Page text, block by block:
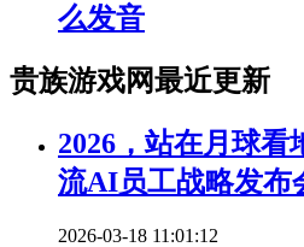
么发音
贵族游戏网最近更新
2026，站在月球
流AI员工战略发布
2026-03-18 11:01:12